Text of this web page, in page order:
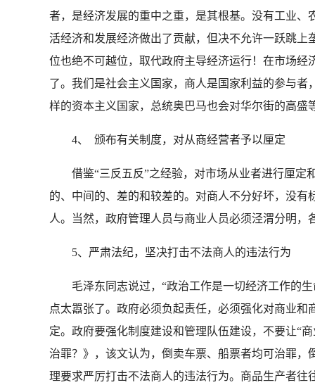
者，是经济发展的重中之重，是其根基。没有工业
活经济和发展经济做出了贡献，但决不允许一跃跳
位也绝不可越位，取代政府主导经济运行！在市场
了。我们是社会主义国家，商人是国家利益的参与
样的资本主义国家，总统奥巴马也会对华尔街的高
4、 颁布有关制度，对从商经营者予以厘定
借鉴“三反五反”之经验，对市场从业者进行厘定
的、中间的、差的和较差的。对商人不分好坏，没
人。当然，政府管理人员与商业人员必须泾渭分明
5、严肃法纪，坚决打击不法商人的违法行为
毛泽东同志说过，“政治工作是一切经济工作的生
点太嚣张了。政府必须负起责任，必须强化对商业
定。政府要强化制度建设和管理队伍建设，不要让“
治罪？》，该文认为，倒卖车票、船票者均可治罪
理要求严厉打击不法商人的违法行为。商品生产者